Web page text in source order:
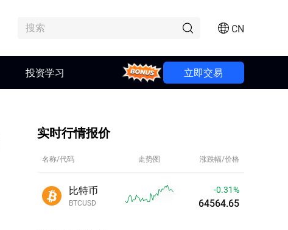
CN
投资学习 Bonus 立即交易
实时行情报价
名称/代码 走势图 涨跌幅/价格
比特币
BTCUSD
-0.31%
64564.70